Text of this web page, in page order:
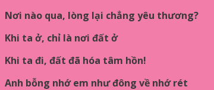
Nơi nào qua, lòng lại chẳng yêu thương?
Khi ta ở, chỉ là nơi đất ở
Khi ta đi, đất đã hóa tâm hồn!
Anh bỗng nhớ em như đông về nhớ rét